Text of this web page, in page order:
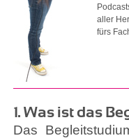
aller
fürs
1. Was ist das
Das